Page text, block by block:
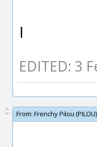
I
EDITED: 3
From: Frenchy Pilou (PILOU)